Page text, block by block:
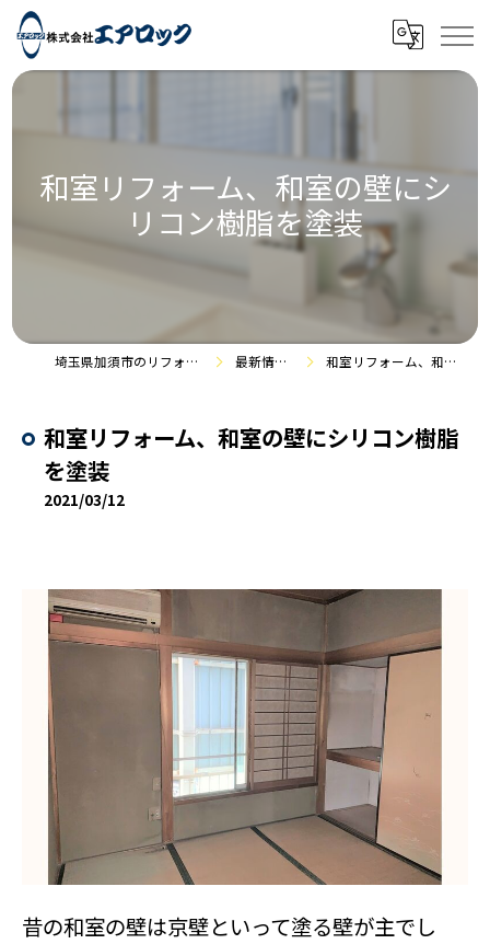
和室リフォーム、和室の壁にシ
リコン樹脂を塗装
埼玉県加須市のリフォームなら株式会社エアロック 最新情報・施工事例 和室リフォーム、和室の壁にシリコン樹脂を塗装
和室リフォーム、和室の壁にシリコン樹脂
を塗装
2021/03/12
昔の和室の壁は京壁といって塗る壁が主でし